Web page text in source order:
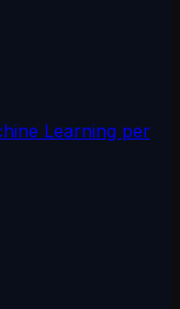
Learning per